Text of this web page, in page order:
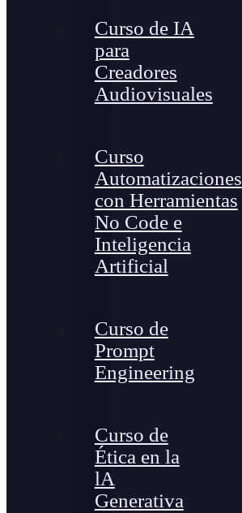
Curso de IA
para
Creadores
Audiovisuales
Curso
Automatizaciones
con Herramientas
No Code e
Inteligencia
Artificial
Curso de
Prompt
Engineering
Curso de
Ética en la
lA
Generativa